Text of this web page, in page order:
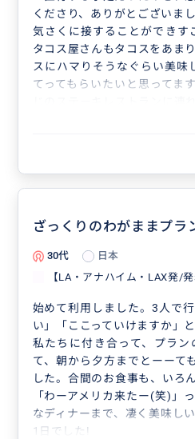
くださり、ありがとございま
気さくに接することができす
タコス屋さんもタコスをあま
スにハマりそうなぐらい美味
てってもらいたいと思ってま
ざっくりのわがままプラ
30代
日本
【LA・アナハイム・LAX発/
始めて利用しました。3人で
い」「ここっていけますか」
私たちに付き合って、プラ
て、朝から夕方までとーーて
した。合間のお食事も、いろ
「わーアメリカ来たー(笑)」
なディナーまで、凄く美味し
1日でした!